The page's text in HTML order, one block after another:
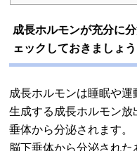
成長ホルモンが充分に
ェックしておきましょう
成長ホルモンは睡眠や
生成する成長ホルモン
垂体から分泌されます。
脳下垂体から分泌され